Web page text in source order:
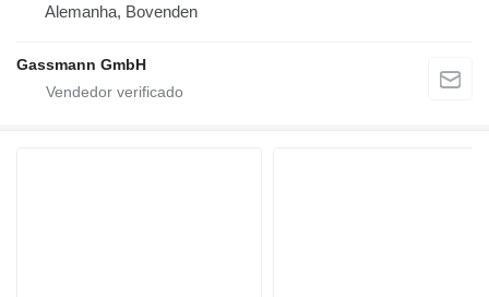
Alemanha, Bovenden
Gassmann GmbH